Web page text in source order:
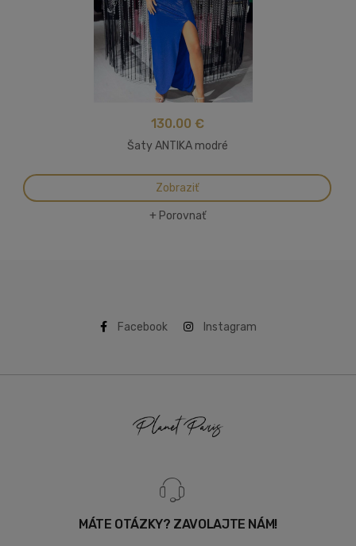
130.00 €
Šaty ANTIKA modré
Zobraziť
+ Porovnať
Facebook Instagram
MÁTE OTÁZKY? ZAVOLAJTE NÁM!